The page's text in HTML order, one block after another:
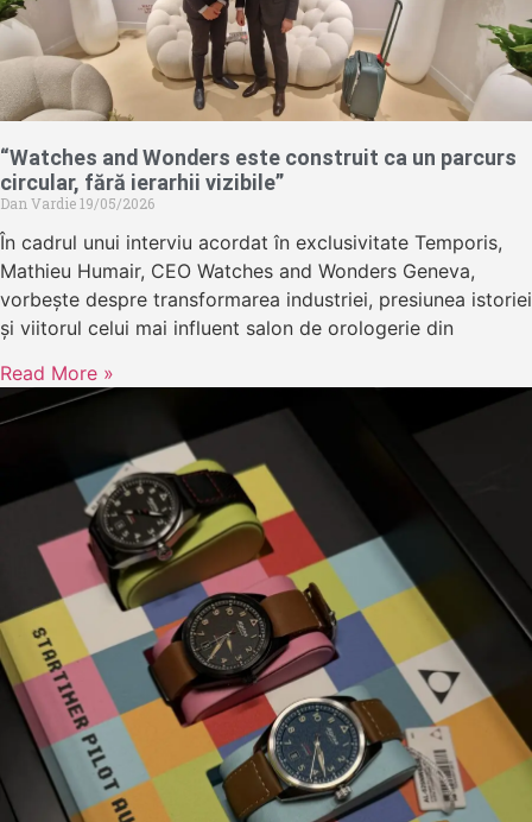
“Watches and Wonders este construit ca un parcurs
circular, fără ierarhii vizibile”
Dan Vardie19/05/2026
În cadrul unui interviu acordat în exclusivitate Temporis,
Mathieu Humair, CEO Watches and Wonders Geneva,
vorbește despre transformarea industriei, presiunea istoriei
și viitorul celui mai influent salon de orologerie din
Read More »